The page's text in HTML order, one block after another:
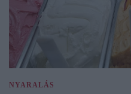
NYARALÁS